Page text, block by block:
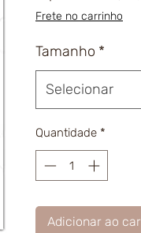
Frete no carrinho
Tamanho *
Selecionar
Quantidade *
Adicionar ao